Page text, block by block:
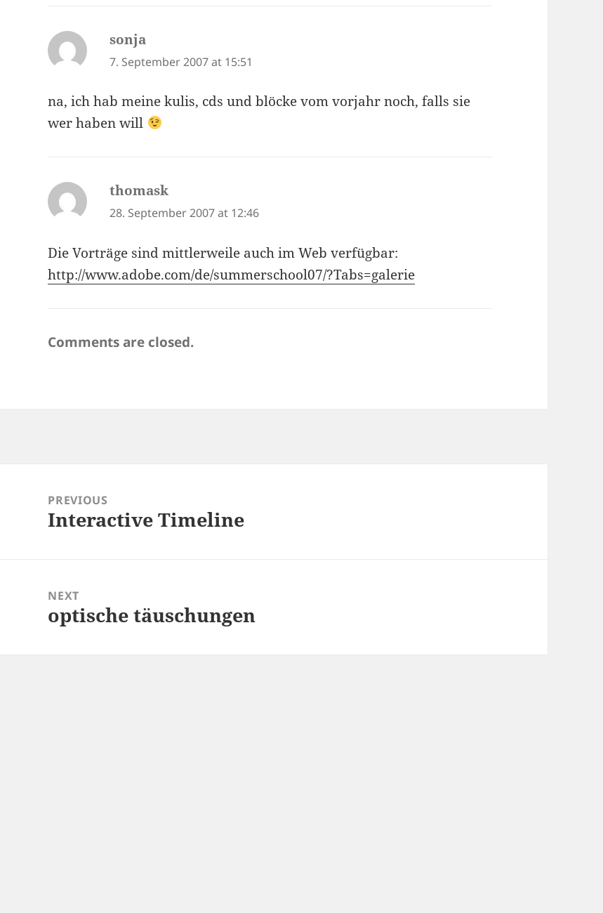
sonja
7. September 2007 at 15:51
na, ich hab meine kulis, cds und blöcke vom vorjahr noch, falls sie
wer haben will
thomask
28. September 2007 at 12:46
Die Vorträge sind mittlerweile auch im Web verfügbar:
http://www.adobe.com/de/summerschool07/?Tabs=galerie
Comments are closed.
navigationPREVIOUS
Previous
Interactive Timeline
NEXT
Next
optische täuschungen